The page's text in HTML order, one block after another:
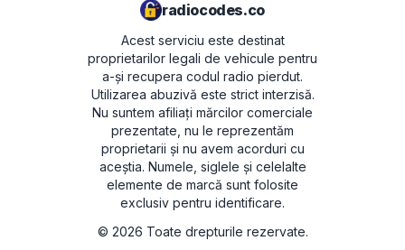
radiocodes.co
Acest serviciu este destinat
proprietarilor legali de vehicule pentru
a-și recupera codul radio pierdut.
Utilizarea abuzivă este strict interzisă.
Nu suntem afiliați mărcilor comerciale
prezentate, nu le reprezentăm
proprietarii și nu avem acorduri cu
aceștia. Numele, siglele și celelalte
elemente de marcă sunt folosite
exclusiv pentru identificare.
© 2026 Toate drepturile rezervate.